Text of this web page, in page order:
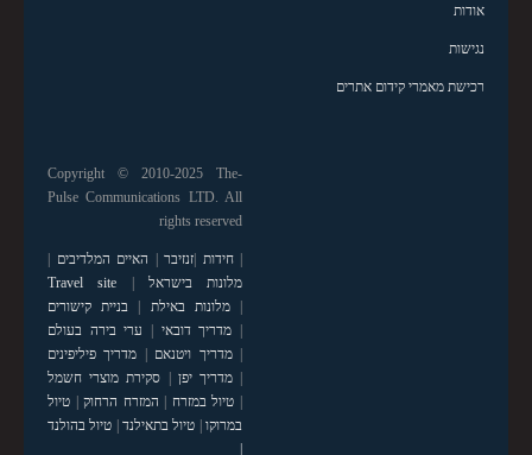
אודות
נגישות
רכישת מאמרי קידום אתרים
Copyright © 2010-2025 The-
Pulse Communications LTD. All
rights reserved
|חידות זנזיבר האיים המלדיבים
מלונות בישראל
Travel site
|מלונות באילת
בניית קישורים
מדריך דובאי
ערי בירה בעולם
|מדריך ויטנאם
מדריך פיליפינים
|מדריך יפן
סקירת מוצרי חשמל
טיול במזרח המזרח הרחוק| טיול
במרוקו| טיול בתאילנד| טיול בהולנד